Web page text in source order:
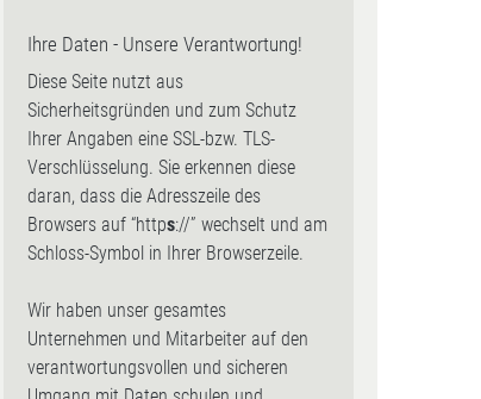
Ihre Daten - Unsere Verantwortung!
Diese Seite nutzt aus
Sicherheitsgründen und zum Schutz
Ihrer Angaben eine SSL-bzw. TLS-
Verschlüsselung. Sie erkennen diese
daran, dass die Adresszeile des
Browsers auf “https://” wechselt und am
Schloss-Symbol in Ihrer Browserzeile.
Wir haben unser gesamtes
Unternehmen und Mitarbeiter auf den
verantwortungsvollen und sicheren